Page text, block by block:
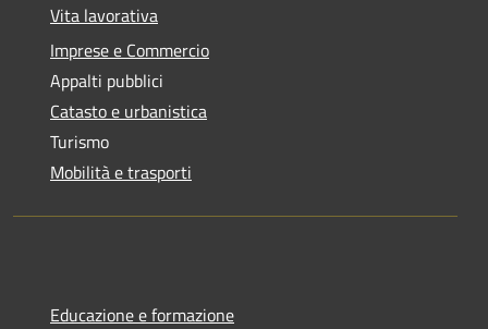
Vita lavorativa
Imprese e Commercio
Appalti pubblici
Catasto e urbanistica
Turismo
Mobilità e trasporti
Educazione e formazione